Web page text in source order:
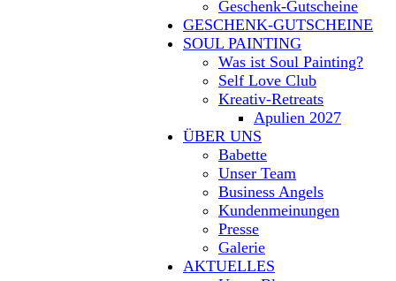
Geschenk-Gutscheine
GESCHENK-GUTSCHEINE
SOUL PAINTING
Was ist Soul Painting?
Self Love Club
Kreativ-Retreats
Apulien 2027
ÜBER UNS
Babette
Unser Team
Business Angels
Kundenmeinungen
Presse
Galerie
AKTUELLES